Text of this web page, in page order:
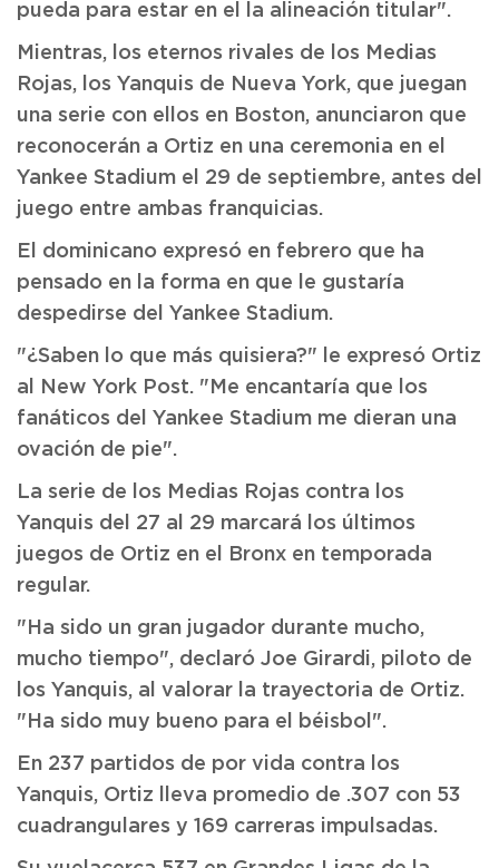
pueda para estar en el la alineación titular".
Mientras, los eternos rivales de los Medias
Rojas, los Yanquis de Nueva York, que juegan
una serie con ellos en Boston, anunciaron que
reconocerán a Ortiz en una ceremonia en el
Yankee Stadium el 29 de septiembre, antes del
juego entre ambas franquicias.
El dominicano expresó en febrero que ha
pensado en la forma en que le gustaría
despedirse del Yankee Stadium.
"¿Saben lo que más quisiera?" le expresó Ortiz
al New York Post. "Me encantaría que los
fanáticos del Yankee Stadium me dieran una
ovación de pie".
La serie de los Medias Rojas contra los
Yanquis del 27 al 29 marcará los últimos
juegos de Ortiz en el Bronx en temporada
regular.
"Ha sido un gran jugador durante mucho,
mucho tiempo", declaró Joe Girardi, piloto de
los Yanquis, al valorar la trayectoria de Ortiz.
"Ha sido muy bueno para el béisbol".
En 237 partidos de por vida contra los
Yanquis, Ortiz lleva promedio de .307 con 53
cuadrangulares y 169 carreras impulsadas.